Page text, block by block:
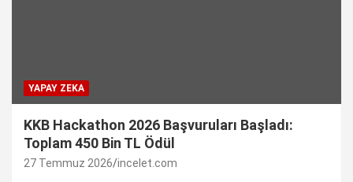
YAPAY ZEKA
KKB Hackathon 2026 Başvuruları Başladı:
Toplam 450 Bin TL Ödül
27 Temmuz 2026 incelet.com